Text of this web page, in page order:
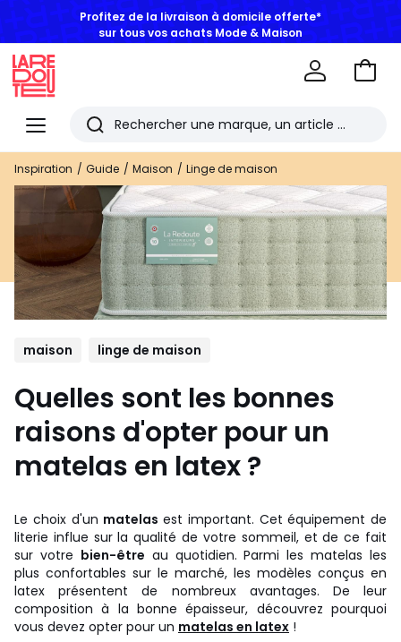
Profitez de la livraison à domicile offerte*
sur tous vos achats Mode & Maison
Menu
Redoute
Rechercher
Les
derniers
articles
consultés
Aller
Inspiration Guide Maison Linge de maison
maison linge de maison
Quelles sont les bonnes
raisons d'opter pour un
matelas en latex ?
Le choix d'un matelas est important. Cet équipement de
literie influe sur la qualité de votre sommeil, et de ce fait
sur votre bien-être au quotidien. Parmi les matelas les
plus confortables sur le marché, les modèles conçus en
latex présentent de nombreux avantages. De leur
composition à la bonne épaisseur, découvrez pourquoi
vous devez opter pour un matelas en latex !